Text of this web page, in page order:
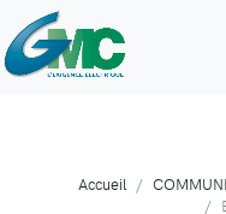
Accueil